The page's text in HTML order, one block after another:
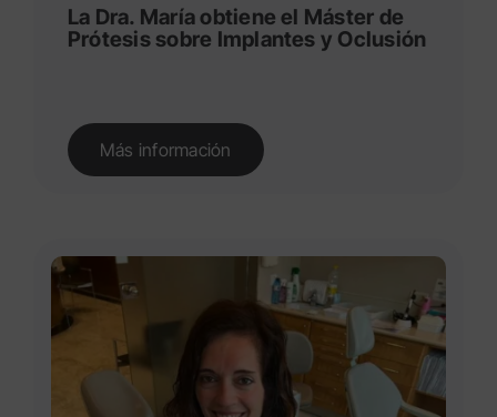
La Dra. María obtiene el Máster de
Prótesis sobre Implantes y Oclusión
Más información